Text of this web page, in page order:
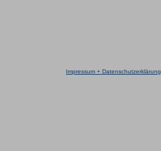
Impressum + Datenschutzerklärung